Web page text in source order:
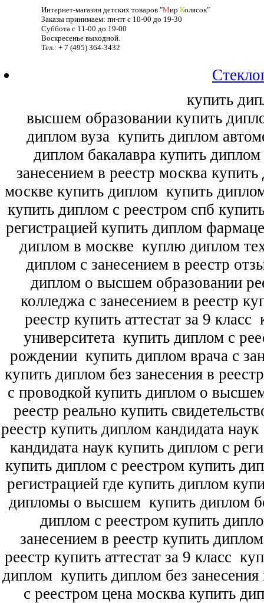
Интернет-магазин детских товаров "Мир Колясок"
Заказы принимаем: пн-пт с 10-00 до 19-30
Суббота с 11-00 до 19-00
Воскресенье выходной.
Тел.: + 7 (495) 364-3432
купить
высшем образовании купить
диплом вуза купить диплом
диплом бакалавра купить
занесением в реестр москва
москве купить диплом купить
купить диплом с реестром спб
регистрацией купить диплом
диплом в москве куплю диплом
диплом с занесением в реестр
диплом о высшем образовании
колледжа с занесением в реестр
реестр купить аттестат за 9 класс
университета купить диплом с
рождении купить диплом врача с
купить диплом без занесения в
с проводкой купить диплом о
реестр реально купить
реестр купить диплом кандидата наук
кандидата наук купить диплом с
купить диплом с реестром купить
регистрацией где купить диплом
дипломы о высшем купить диплом
диплом с реестром купить
занесением в реестр купить
реестр купить аттестат за 9 класс
диплом купить диплом без
с реестром цена москва купить